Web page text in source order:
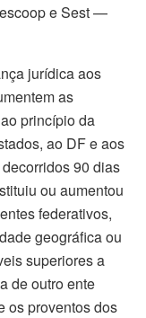
e Sest —
jurídica aos
as
princípio da
ao DF e aos
90 dias
ou aumentou
federativos,
geográfica ou
superiores a
de outro ente
os proventos dos